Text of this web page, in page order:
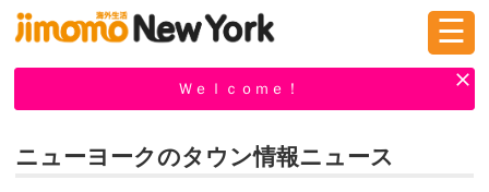
☰
Ｗｅｌｃｏｍｅ！
ニューヨークのタウン情報ニュース